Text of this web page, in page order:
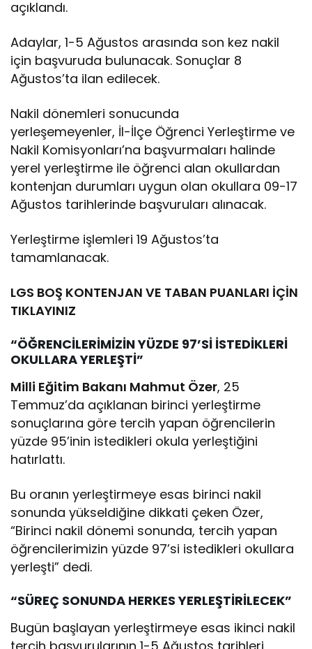
açıklandı.
Adaylar, 1-5 Ağustos arasında son kez nakil
için başvuruda bulunacak. Sonuçlar 8
Ağustos’ta ilan edilecek.
Nakil dönemleri sonucunda
yerleşemeyenler, İl-İlçe Öğrenci Yerleştirme ve
Nakil Komisyonları’na başvurmaları halinde
yerel yerleştirme ile öğrenci alan okullardan
kontenjan durumları uygun olan okullara 09-17
Ağustos tarihlerinde başvuruları alınacak.
Yerleştirme işlemleri 19 Ağustos’ta
tamamlanacak.
LGS BOŞ KONTENJAN VE TABAN PUANLARI İÇİN
TIKLAYINIZ
“ÖĞRENCİLERİMİZİN YÜZDE 97’Sİ İSTEDİKLERİ
OKULLARA YERLEŞTİ”
Milli Eğitim Bakanı Mahmut Özer, 25
Temmuz’da açıklanan birinci yerleştirme
sonuçlarına göre tercih yapan öğrencilerin
yüzde 95’inin istedikleri okula yerleştiğini
hatırlattı.
Bu oranın yerleştirmeye esas birinci nakil
sonunda yükseldiğine dikkati çeken Özer,
“Birinci nakil dönemi sonunda, tercih yapan
öğrencilerimizin yüzde 97’si istedikleri okullara
yerleşti” dedi.
“SÜREÇ SONUNDA HERKES YERLEŞTİRİLECEK”
Bugün başlayan yerleştirmeye esas ikinci nakil
tercih başvurularının 1-5 Ağustos tarihleri